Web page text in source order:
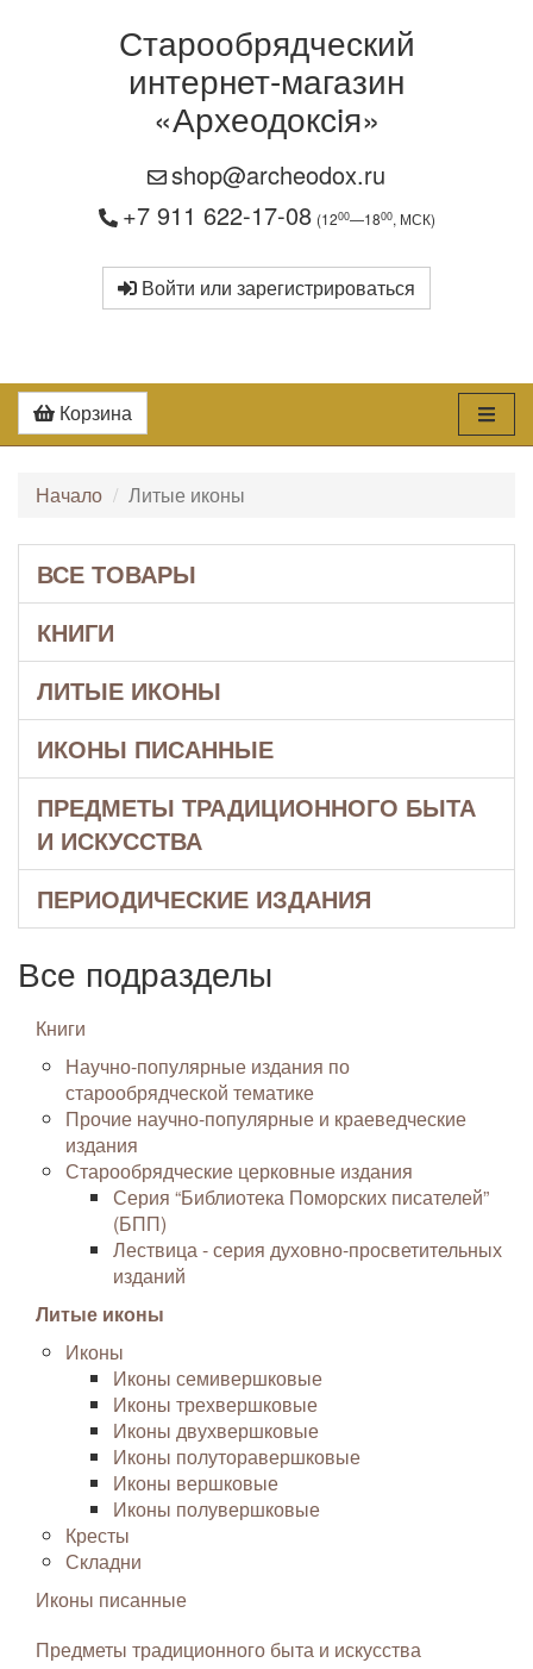
Старообрядческий
интернет-магазин
«Археодоксiя»
shop@archeodox.ru
+7 911 622-17-08 (1200—1800, МСК)
Войти или зарегистрироваться
Корзина
Начало Литые иконы
ВСЕ ТОВАРЫ
КНИГИ
ЛИТЫЕ ИКОНЫ
ИКОНЫ ПИСАННЫЕ
ПРЕДМЕТЫ ТРАДИЦИОННОГО БЫТА
И ИСКУССТВА
ПЕРИОДИЧЕСКИЕ ИЗДАНИЯ
Все подразделы
Книги
Научно-популярные издания по
старообрядческой тематике
Прочие научно-популярные и краеведческие
издания
Старообрядческие церковные издания
Серия “Библиотека Поморских писателей”
(БПП)
Лествица - серия духовно-просветительных
изданий
Литые иконы
Иконы
Иконы семивершковые
Иконы трехвершковые
Иконы двухвершковые
Иконы полуторавершковые
Иконы вершковые
Иконы полувершковые
Кресты
Складни
Иконы писанные
Предметы традиционного быта и искусства